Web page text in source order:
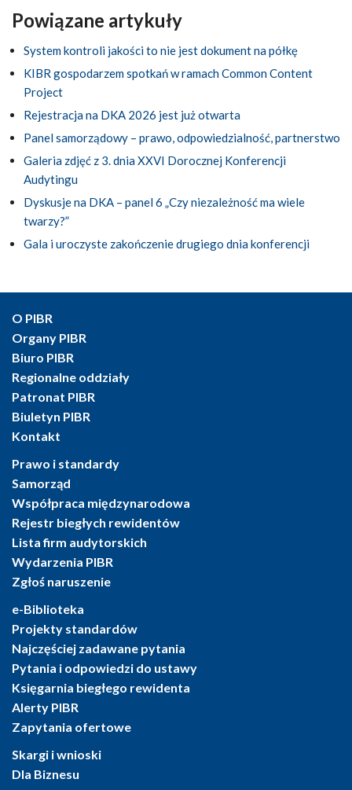
Powiązane artykuły
System kontroli jakości to nie jest dokument na półkę
KIBR gospodarzem spotkań w ramach Common Content
Project
Rejestracja na DKA 2026 jest już otwarta
Panel samorządowy – prawo, odpowiedzialność, partnerstwo
Galeria zdjęć z 3. dnia XXVI Dorocznej Konferencji
Audytingu
Dyskusje na DKA – panel 6 „Czy niezależność ma wiele
twarzy?”
Gala i uroczyste zakończenie drugiego dnia konferencji
O PIBR
Organy PIBR
Biuro PIBR
Regionalne oddziały
Patronat PIBR
Biuletyn PIBR
Kontakt
Prawo i standardy
Samorząd
Współpraca międzynarodowa
Rejestr biegłych rewidentów
Lista firm audytorskich
Wydarzenia PIBR
Zgłoś naruszenie
e-Biblioteka
Projekty standardów
Najczęściej zadawane pytania
Pytania i odpowiedzi do ustawy
Księgarnia biegłego rewidenta
Alerty PIBR
Zapytania ofertowe
Skargi i wnioski
Dla Biznesu